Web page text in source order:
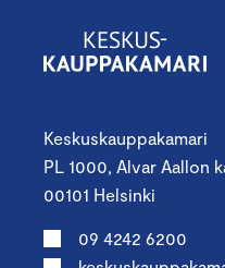
Keskuskauppakamari
PL 1000, Alvar Aallon
00101 Helsinki
09 4242 6200